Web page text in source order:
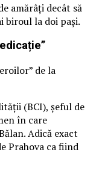
amărâți decât să
biroul la doi pași.
de la
(BCI), șeful de
în care
Adică exact
Prahova ca fiind